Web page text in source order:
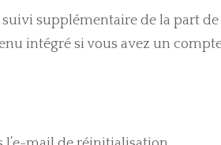
supplémentaire de la part
intégré si vous avez un